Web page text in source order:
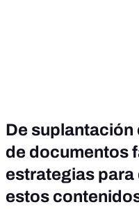
De suplantación
de documentos
estrategias
estos